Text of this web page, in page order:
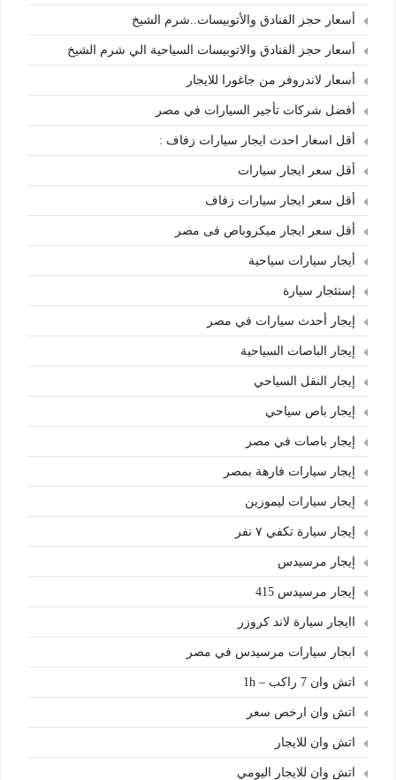
أسعار حجز الفنادق والأتوبيسات..شرم الشيخ
أسعار حجز الفنادق والاتوبيسات السياحية الي شرم الشيخ
أسعار لاندروفر من جاغورا للايجار
أفضل شركات تأجير السيارات في مصر
أقل اسعار احدث ايجار سيارات زفاف :
أقل سعر ايجار سيارات
أقل سعر ايجار سيارات زفاف
أقل سعر ايجار ميكروباص فى مصر
أيجار سيارات سياحية
إستئجار سيارة
إيجار أحدث سيارات في مصر
إيجار الباصات السياحية
إيجار النقل السياحي
إيجار باص سياحي
إيجار باصات في مصر
إيجار سيارات فارهة بمصر
إيجار سيارات ليموزين
إيجار سيارة تكفي ٧ نفر
إيجار مرسيدس
إيجار مرسيدس 415
اايجار سيارة لاند كروزر
ابجار سيارات مرسيدس في مصر
اتش وان 7 راكب – 1h
اتش وان ارخص سعر
اتش وان للايجار
اتش وان للايجار اليومي